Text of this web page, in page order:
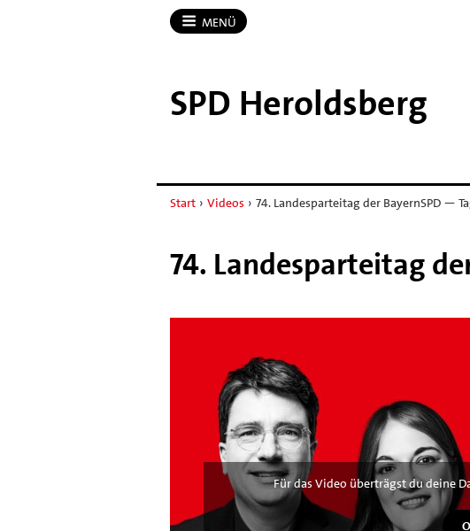
MENÜ
SPD Heroldsberg
Start › Videos › 74. Landesparteitag der BayernSPD —
74. Landesparteitag
Für das Video überträgst du deine